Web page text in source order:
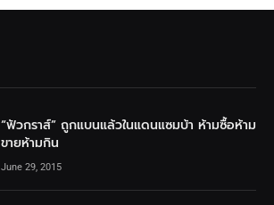
“ฟัวกราส์” ถูกแบนแล้วในแดนแซมบ้า ห้ามซื้อห้าม
ขายห้ามกิน
June 29, 2015